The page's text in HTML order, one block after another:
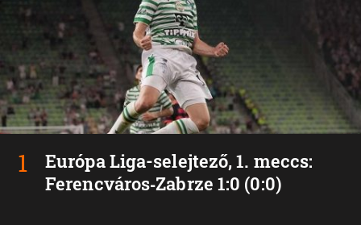
Európa Liga-selejtező, 1. meccs:
Ferencváros‑Zabrze 1:0 (0:0)